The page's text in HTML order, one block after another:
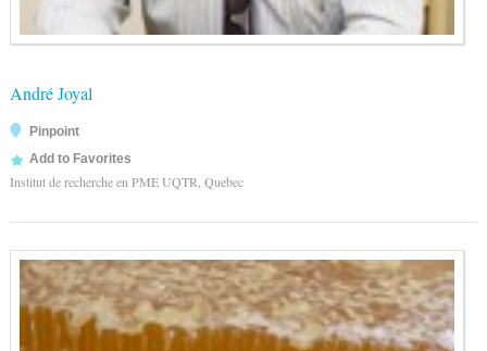
André Joyal
Pinpoint
Add to Favorites
Institut de recherche en PME UQTR, Quebec